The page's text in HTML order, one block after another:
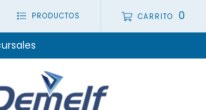
PRODUCTOS CARRITO 0